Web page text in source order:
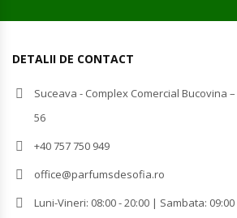
DETALII DE CONTACT
Suceava - Complex Comercial Bucovina
56
+40 757 750 949
office@parfumsdesofia.ro
Luni-Vineri: 08:00 - 20:00 | Sambata: